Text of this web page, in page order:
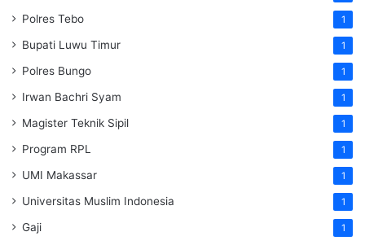
Polres Tebo 1
Bupati Luwu Timur 1
Polres Bungo 1
Irwan Bachri Syam 1
Magister Teknik Sipil 1
Program RPL 1
UMI Makassar 1
Universitas Muslim Indonesia 1
Gaji 1